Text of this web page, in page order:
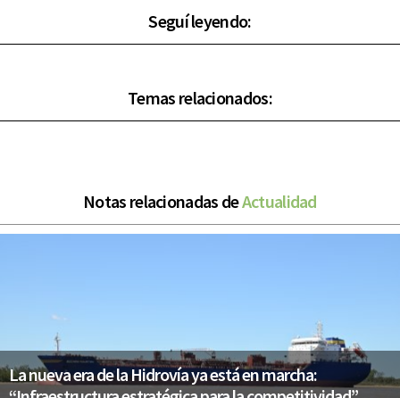
Seguí leyendo:
Temas relacionados:
Notas relacionadas deActualidad
La nueva era de la Hidrovía ya está en marcha: